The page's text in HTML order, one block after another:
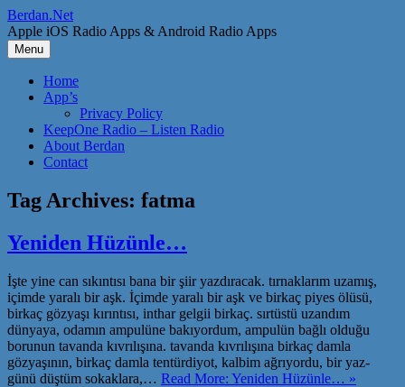
Skip
to
content
Berdan.Net
Apple iOS Radio Apps & Android Radio Apps
Menu
Home
App’s
Privacy Policy
KeepOne Radio – Listen Radio
About Berdan
Contact
Tag Archives: fatma
Yeniden Hüzünle…
İşte yine can sıkıntısı bana bir şiir yazdıracak. tırnaklarım uzamış,
içimde yaralı bir aşk. İçimde yaralı bir aşk ve birkaç piyes ölüsü,
birkaç gözyaşı kırıntısı, inthar gelgii birkaç. sırtüstü uzandım
dünyaya, odamın ampulüne bakıyordum, ampulün bağlı olduğu
borunun tavanda kıvrılışına. tavanda kıvrılışına birkaç damla
gözyaşının, birkaç damla tentürdiyot, kalbim ağrıyordu, bir yaz-
günü düştüm sokaklara,… Read More: Yeniden Hüzünle… »